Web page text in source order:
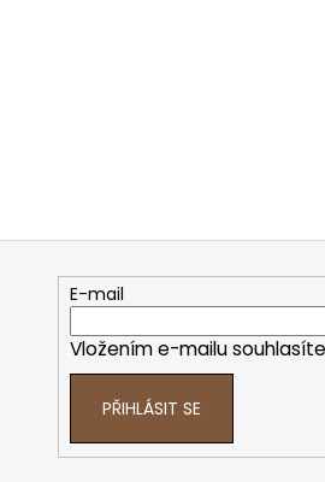
E-mail
Vložením e-mailu
PŘIHLÁSIT SE